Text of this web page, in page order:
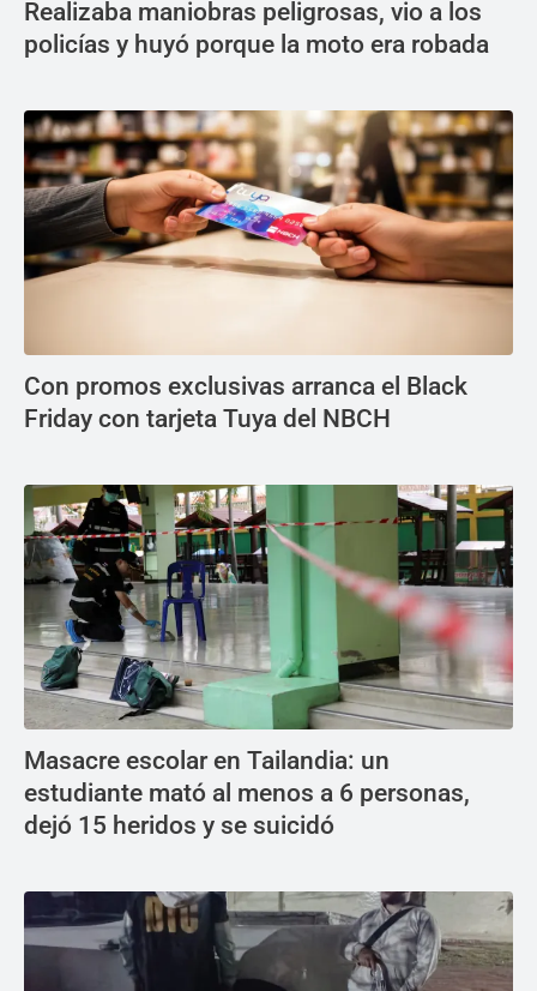
Realizaba maniobras peligrosas, vio a los
policías y huyó porque la moto era robada
Con promos exclusivas arranca el Black
Friday con tarjeta Tuya del NBCH
Masacre escolar en Tailandia: un
estudiante mató al menos a 6 personas,
dejó 15 heridos y se suicidó